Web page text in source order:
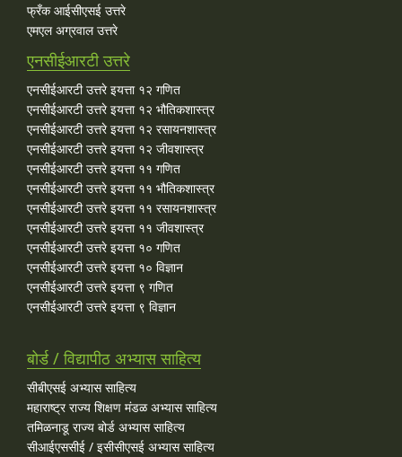
फ्रँक आईसीएसई उत्तरे
एमएल अग्रवाल उत्तरे
एनसीईआरटी उत्तरे
एनसीईआरटी उत्तरे इयत्ता १२ गणित
एनसीईआरटी उत्तरे इयत्ता १२ भौतिकशास्त्र
एनसीईआरटी उत्तरे इयत्ता १२ रसायनशास्त्र
एनसीईआरटी उत्तरे इयत्ता १२ जीवशास्त्र
एनसीईआरटी उत्तरे इयत्ता ११ गणित
एनसीईआरटी उत्तरे इयत्ता ११ भौतिकशास्त्र
एनसीईआरटी उत्तरे इयत्ता ११ रसायनशास्त्र
एनसीईआरटी उत्तरे इयत्ता ११ जीवशास्त्र
एनसीईआरटी उत्तरे इयत्ता १० गणित
एनसीईआरटी उत्तरे इयत्ता १० विज्ञान
एनसीईआरटी उत्तरे इयत्ता ९ गणित
एनसीईआरटी उत्तरे इयत्ता ९ विज्ञान
बोर्ड / विद्यापीठ अभ्यास साहित्य
सीबीएसई अभ्यास साहित्य
महाराष्ट्र राज्य शिक्षण मंडळ अभ्यास साहित्य
तमिळनाडू राज्य बोर्ड अभ्यास साहित्य
सीआईएससीई / इसीसीएसई अभ्यास साहित्य